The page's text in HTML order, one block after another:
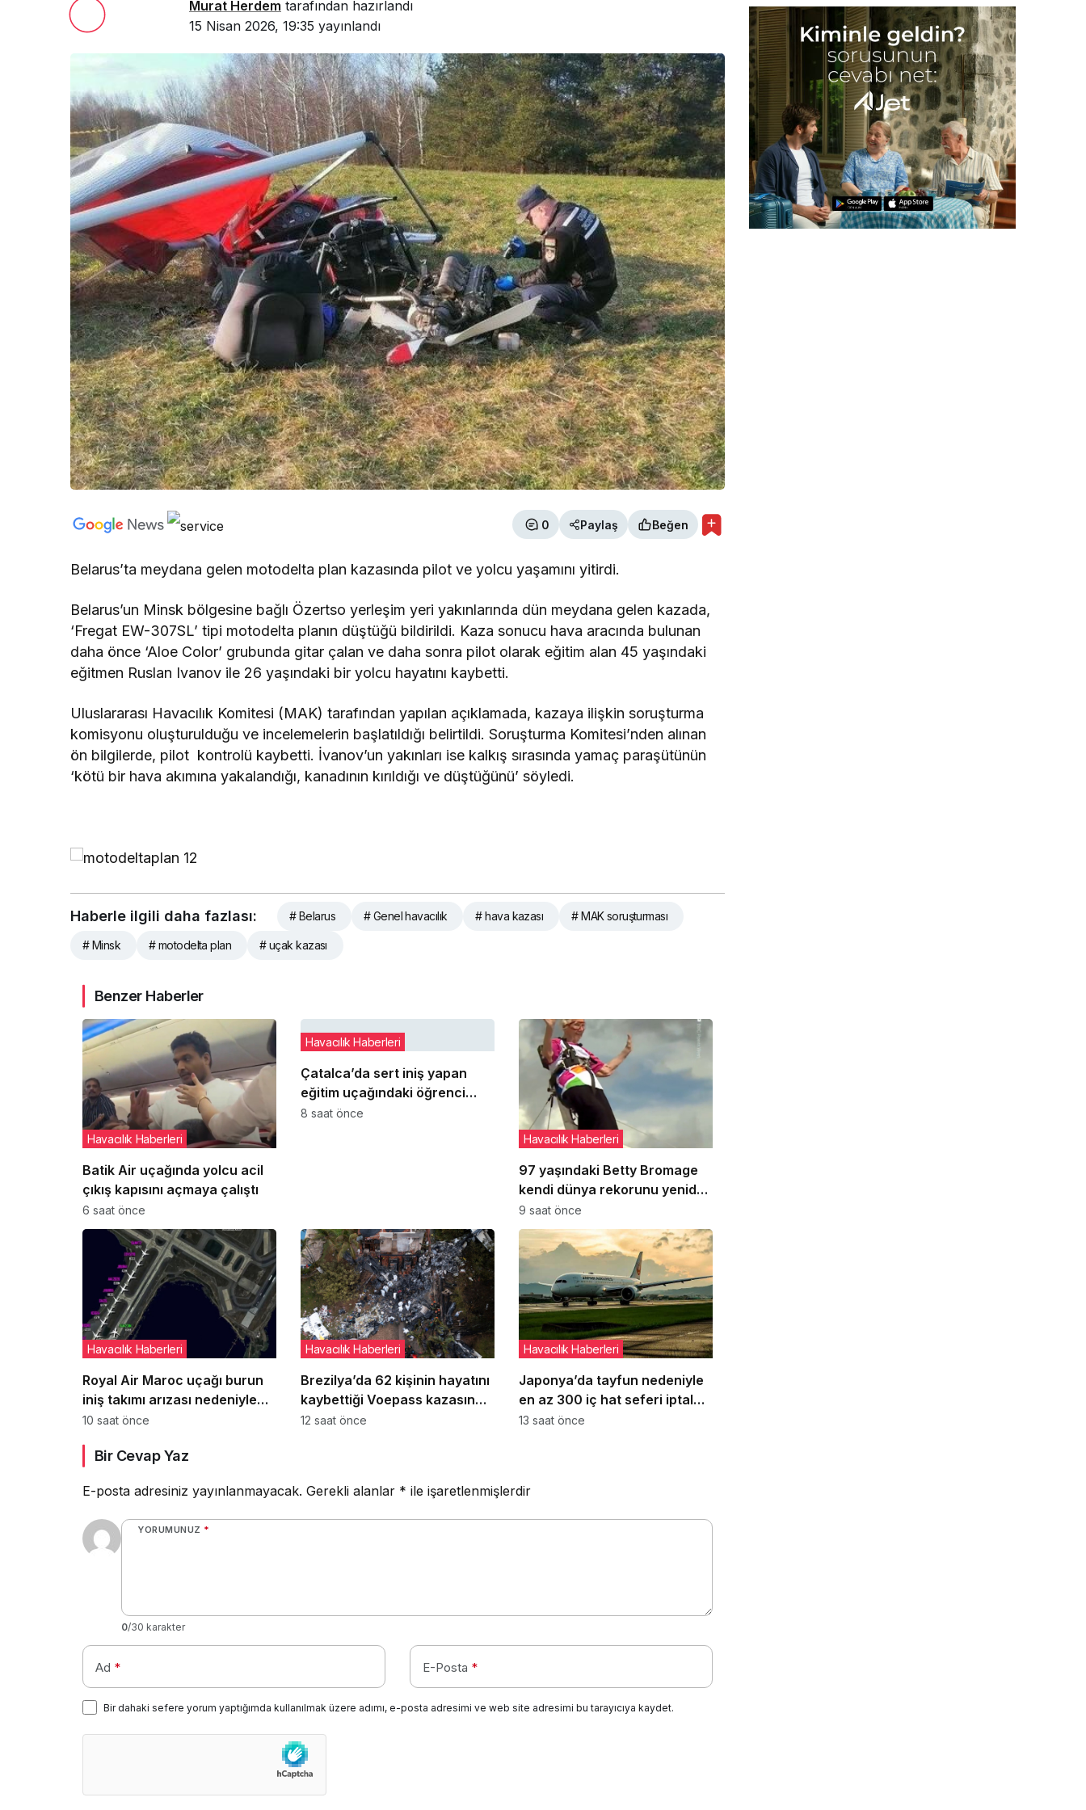
Gece Modu
Gece modunu seçin.
Sistem Modu
Sistem modunu seçin.
Murat Herdem tarafından hazırlandı
15 Nisan 2026, 19:35 yayınlandı
0 Paylaş Beğen
Belarus’ta meydana gelen motodelta plan kazasında pilot ve yolcu yaşamını yitirdi.
Belarus’un Minsk bölgesine bağlı Özertso yerleşim yeri yakınlarında dün meydana gelen kazada,
‘Fregat EW-307SL’ tipi motodelta planın düştüğü bildirildi. Kaza sonucu hava aracında bulunan
daha önce ‘Aloe Color’ grubunda gitar çalan ve daha sonra pilot olarak eğitim alan 45 yaşındaki
eğitmen Ruslan Ivanov ile 26 yaşındaki bir yolcu hayatını kaybetti.
Uluslararası Havacılık Komitesi (MAK) tarafından yapılan açıklamada, kazaya ilişkin soruşturma
komisyonu oluşturulduğu ve incelemelerin başlatıldığı belirtildi. Soruşturma Komitesi’nden alınan
ön bilgilerde, pilot kontrolü kaybetti. İvanov’un yakınları ise kalkış sırasında yamaç paraşütünün
‘kötü bir hava akımına yakalandığı, kanadının kırıldığı ve düştüğünü’ söyledi.
Haberle ilgili daha fazlası: # Belarus # Genel havacılık # hava kazası # MAK soruşturması
# Minsk # motodelta plan # uçak kazası
Benzer Haberler
Batik Air uçağında yolcu acil
çıkış kapısını açmaya çalıştı
Havacılık Haberleri
6 saat önce
Çatalca’da sert iniş yapan
eğitim uçağındaki öğrenci
pilot yaralandı
Havacılık Haberleri
8 saat önce
97 yaşındaki Betty Bromage
kendi dünya rekorunu yeniden
kırdı
Havacılık Haberleri
9 saat önce
Royal Air Maroc uçağı burun
iniş takımı arızası nedeniyle
pistte kaldı
Havacılık Haberleri
10 saat önce
Brezilya’da 62 kişinin hayatını
kaybettiği Voepass kazasında
yeni ayrıntılar ortaya çıktı
Havacılık Haberleri
12 saat önce
Japonya’da tayfun nedeniyle
en az 300 iç hat seferi iptal
edildi
Havacılık Haberleri
13 saat önce
Bir Cevap Yaz
E-posta adresiniz yayınlanmayacak. Gerekli alanlar * ile işaretlenmişlerdir
YORUMUNUZ *
0/30 karakter
Ad * E-Posta *
Bir dahaki sefere yorum yaptığımda kullanılmak üzere adımı, e-posta adresimi ve web site adresimi bu tarayıcıya kaydet.